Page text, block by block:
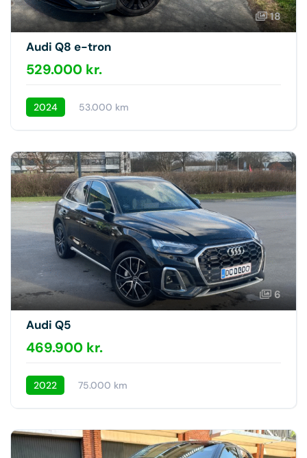
18
Audi Q8 e-tron
529.000 kr.
2024 53.000 km
6
Audi Q5
469.900 kr.
2022 75.000 km